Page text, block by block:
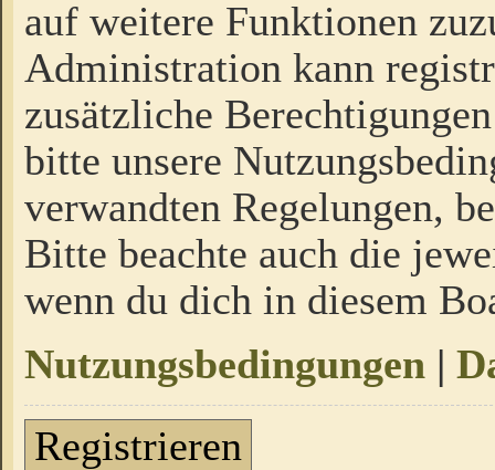
auf weitere Funktionen
Administration kann
zusätzliche
bitte unsere
verwandten Regelungen,
Bitte beachte auch die
wenn du dich in diesem
Nutzungsbedingungen |
Registrieren